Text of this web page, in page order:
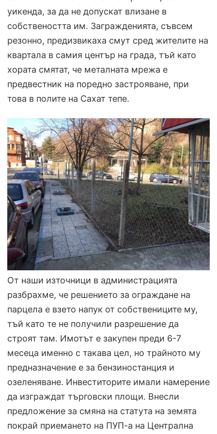
уикенда, за да не допускат влизане в
собствеността им. Загражденията, съвсем
резонно, предизвикаха смут сред жителите на
квартала в самия център на града, тъй като
хората смятат, че металната мрежа е
предвестник на поредно застрояване, при
това в полите на Сахат тепе.
От наши източници в администрацията
разбрахме, че решението за ограждане на
парцела е взето напук от собствениците му,
тъй като те не получили разрешение да
строят там. Имотът е закупен преди 6-7
месеца именно с такава цел, но трайното му
предназначение е за бензиностанция и
озеленяване. Инвеститорите имали намерение
да изграждат търговски площи. Внесли
предложение за смяна на статута на земята
покрай приемането на ПУП-а на Централна